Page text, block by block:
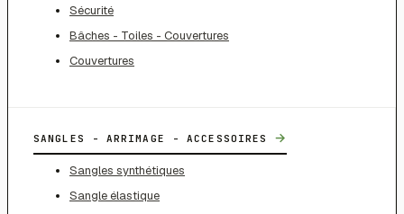
Sécurité
Bâches - Toiles - Couvertures
Couvertures
SANGLES - ARRIMAGE - ACCESSOIRES →
Sangles synthétiques
Sangle élastique